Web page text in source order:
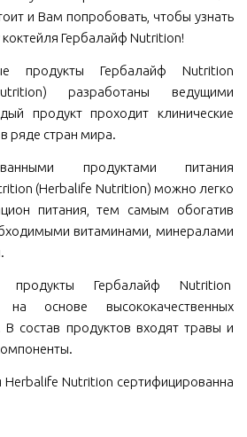
и Вам попробовать, чтобы узнать
коктейля Гербалайф Nutrition!
продукты Гербалайф Nutrition
разработаны ведущими
продукт проходит клинические
ряде стран мира.
продуктами питания
(Herbalife Nutrition) можно легко
питания, тем самым обогатив
витаминами, минералами
продукты Гербалайф Nutrition
на основе высококачественных
В состав продуктов входят травы и
Herbalife Nutrition сертифицированна